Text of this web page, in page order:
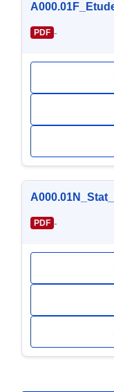
PDF -
PDF -